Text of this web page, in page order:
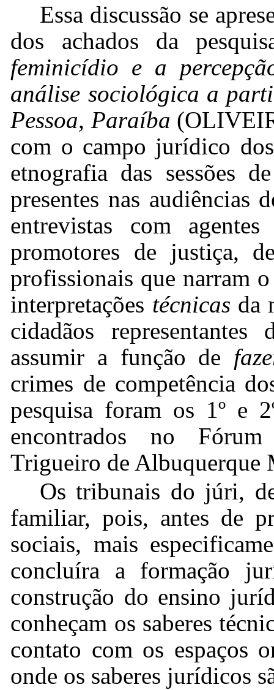
Essa discussão se
dos achados da
feminicídio e a
análise sociológica a
Pessoa, Paraíba
com o campo jurídico
etnografia das sessões
presentes nas audiências
entrevistas com
promotores de justiça,
profissionais que narram
interpretações técnicas da
cidadãos representantes
assumir a função de
crimes de competência
pesquisa foram os 1º e
encontrados no
Trigueiro de Albuquerque
Os tribunais do júri,
familiar, pois, antes de
sociais, mais
concluíra a formação
construção do ensino
conheçam os saberes
contato com os espaços
onde os saberes jurídicos